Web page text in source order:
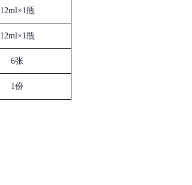
12ml×1瓶
12ml×1瓶
6张
1份